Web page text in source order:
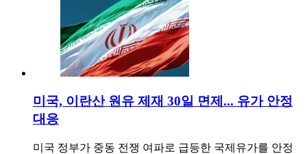
미국, 이란산 원유 제재 30일 면제... 유가 안정
대응
미국 정부가 중동 전쟁 여파로 급등한 국제유가를 안정